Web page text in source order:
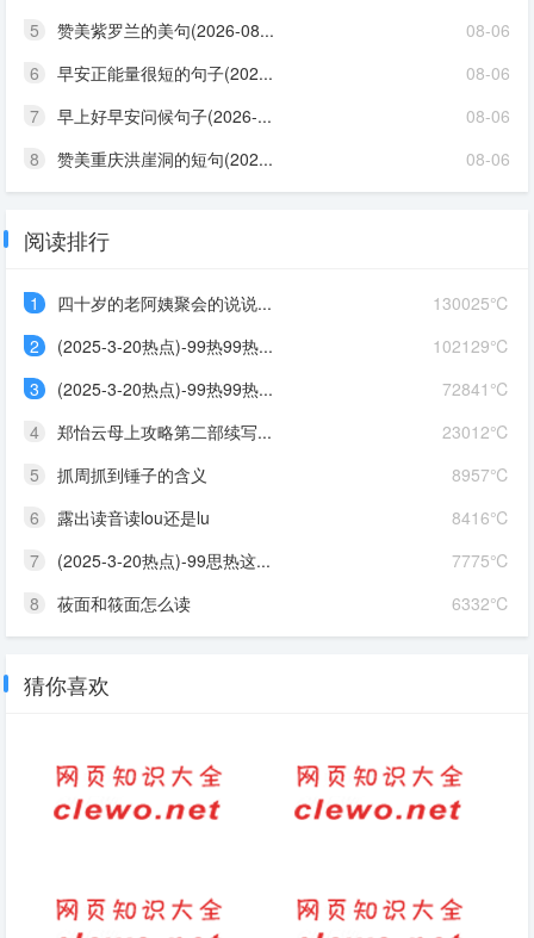
08-06
5
赞美紫罗兰的美句(2026-08...
08-06
6
早安正能量很短的句子(202...
08-06
7
早上好早安问候句子(2026-...
08-06
8 赞美重庆洪崖洞的短句(202...
阅读排行
130025℃
1
四十岁的老阿姨聚会的说说...
102129℃
2
(2025-3-20热点)-99热99热...
72841℃
3
(2025-3-20热点)-99热99热...
23012℃
4
郑怡云母上攻略第二部续写...
8957℃
5
抓周抓到锤子的含义
8416℃
6
露出读音读lou还是lu
7775℃
7
(2025-3-20热点)-99思热这...
6332℃
8 莜面和筱面怎么读
猜你喜欢